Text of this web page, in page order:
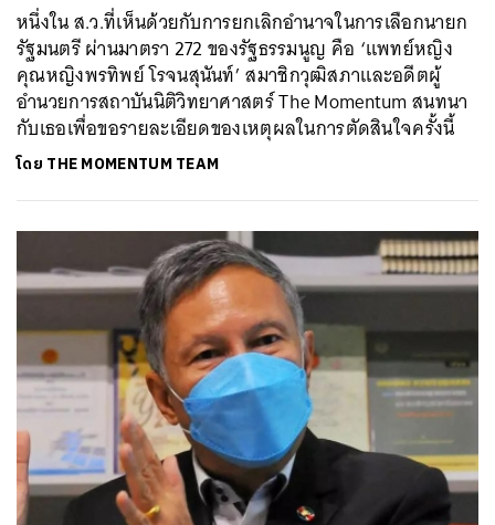
หนึ่งใน ส.ว.ที่เห็นด้วยกับการยกเลิกอำนาจในการเลือกนายก
รัฐมนตรี ผ่านมาตรา 272 ของรัฐธรรมนูญ คือ ‘แพทย์หญิง
คุณหญิงพรทิพย์ โรจนสุนันท์’ สมาชิกวุฒิสภาและอดีตผู้
อำนวยการสถาบันนิติวิทยาศาสตร์ The Momentum สนทนา
กับเธอเพื่อขอรายละเอียดของเหตุผลในการตัดสินใจครั้งนี้
โดย THE MOMENTUM TEAM